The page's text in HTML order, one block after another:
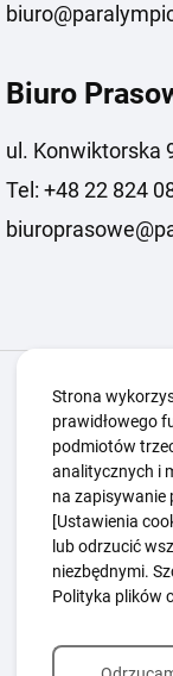
Biuro
ul. Konwiktorska
Tel: +48 22 824
Igrzyska
Kwalifikacje ZSK
Edukacja
Polityka
Polityka
Strona
prawidłowego
podmiotów
analitycznych i
na zapisywanie
[Ustawienia
lub odrzucić
niezbędnymi.
Polityka plików